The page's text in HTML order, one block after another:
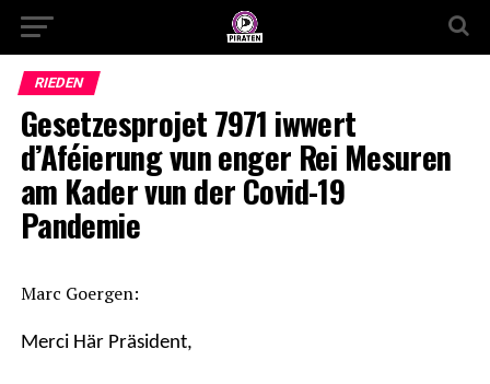
RIEDEN
Gesetzesprojet 7971 iwwert
d’Aféierung vun enger Rei Mesuren
am Kader vun der Covid-19
Pandemie
Marc Goergen:
Merci Här Präsident,